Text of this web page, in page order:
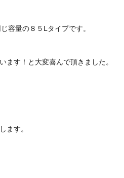
容量の８５Lタイプです。
ます！と大変喜んで頂きました。
ます。